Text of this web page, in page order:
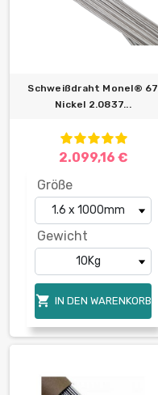
Schweißdraht Monel® 67
Nickel 2.0837...
2.099,16 €
Größe
Gewicht
 IN DEN WARENKORB